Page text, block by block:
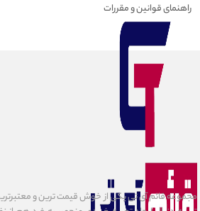
راهنمای قوانین و مقررات
مجموعه قائم آی تی یکی از خوش قیمت ترین و